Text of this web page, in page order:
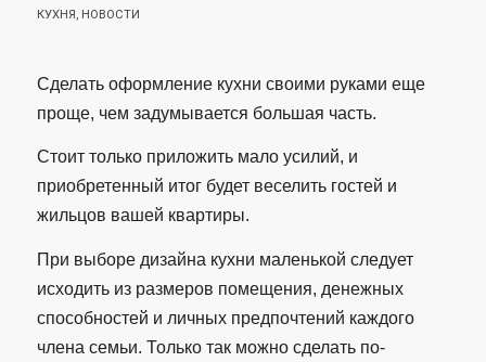
КУХНЯ, НОВОСТИ
Сделать оформление кухни своими руками еще
проще, чем задумывается большая часть.
Стоит только приложить мало усилий, и
приобретенный итог будет веселить гостей и
жильцов вашей квартиры.
При выборе дизайна кухни маленькой следует
исходить из размеров помещения, денежных
способностей и личных предпочтений каждого
члена семьи. Только так можно сделать по-